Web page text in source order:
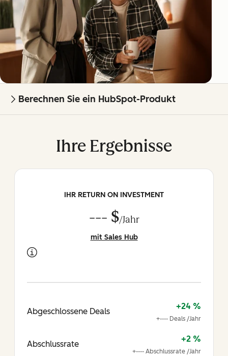
Berechnen Sie ein HubSpot-Produkt
Ihre Ergebnisse
IHR RETURN ON INVESTMENT
--- $/Jahr
mit Sales Hub
Abgeschlossene Deals
+24 %
+---- Deals /Jahr
Abschlussrate
+2 %
+---- Abschlussrate /Jahr